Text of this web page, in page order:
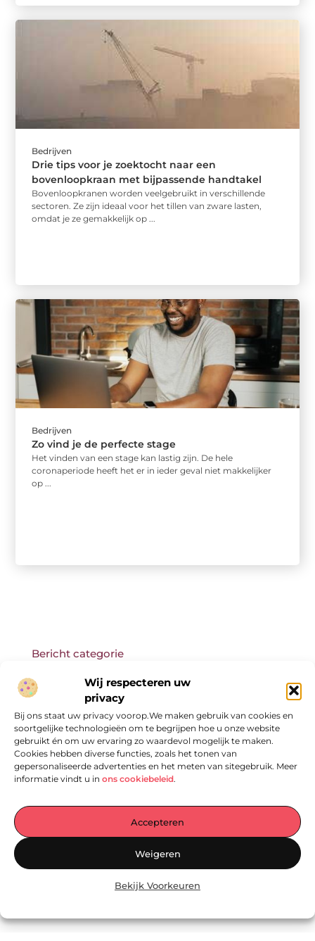
Wij respecteren uw
privacy
Bij ons staat uw privacy voorop.We maken gebruik van cookies en
soortgelijke technologieën om te begrijpen hoe u onze website
gebruikt én om uw ervaring zo waardevol mogelijk te maken.
Cookies hebben diverse functies, zoals het tonen van
gepersonaliseerde advertenties en het meten van sitegebruik. Meer
informatie vindt u in ons cookiebeleid.
Accepteren
Weigeren
Bekijk Voorkeuren
Bedrijven
Drie tips voor je zoektocht naar een
bovenloopkraan met bijpassende handtakel
Bovenloopkranen worden veelgebruikt in verschillende
sectoren. Ze zijn ideaal voor het tillen van zware lasten,
omdat je ze gemakkelijk op ...
Bedrijven
Zo vind je de perfecte stage
Het vinden van een stage kan lastig zijn. De hele
coronaperiode heeft het er in ieder geval niet makkelijker
op ...
— Ontdek een wereld vol inspirerende verhalen, praktische tips en
inspireren en begin vandaag nog met lezen op
Onze informatie
Bericht categorie